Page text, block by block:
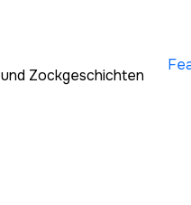
Zockgeschichten